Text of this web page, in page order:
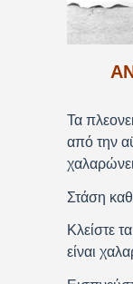
Τα
από την
Στάση
Κλείστε
είναι